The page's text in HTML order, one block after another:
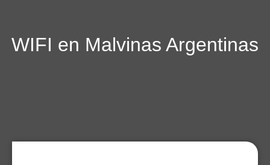
WIFI en Malvinas Argentinas